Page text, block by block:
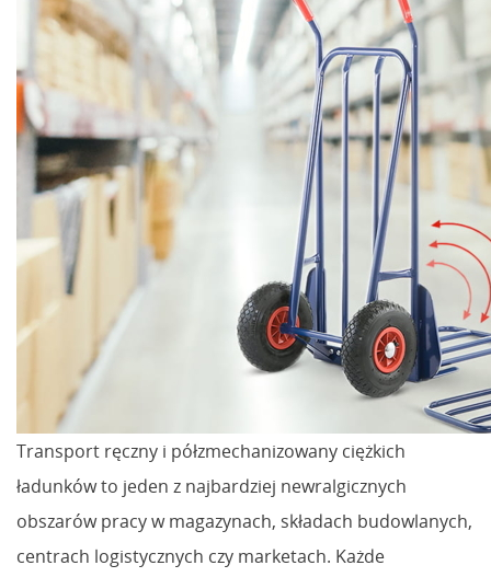
Transport ręczny i półzmechanizowany ciężkich
ładunków to jeden z najbardziej newralgicznych
obszarów pracy w magazynach, składach budowlanych,
centrach logistycznych czy marketach. Każde